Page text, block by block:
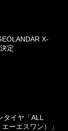
X-
定
イヤ「ALL
ーエスワン）」